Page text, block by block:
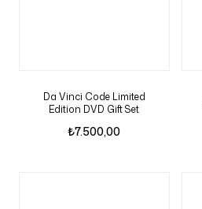
Da Vinci Code Limited
Edition DVD Gift Set
₺7.500,00